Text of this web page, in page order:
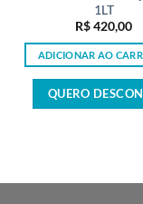
1LT
R$420,00
ADICIONAR AO
QUERO